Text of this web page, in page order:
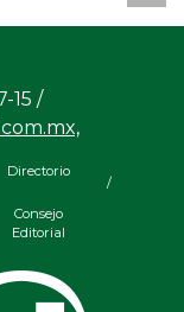
15 /
Directorio
/
Consejo
Editorial